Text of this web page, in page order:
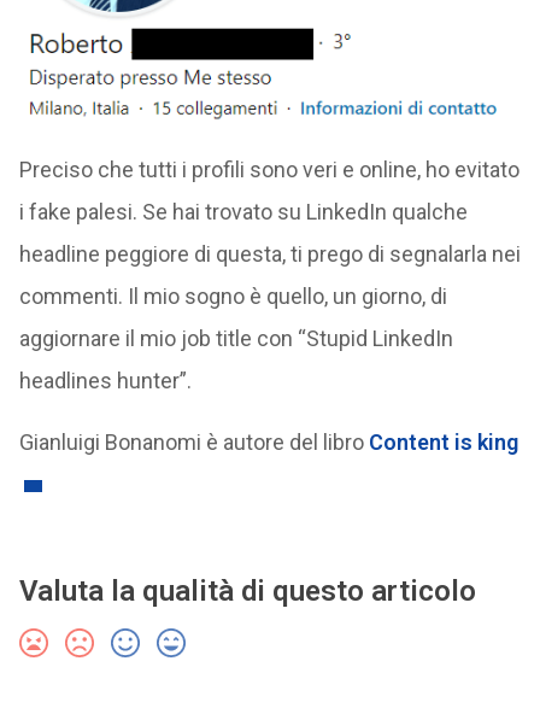
Preciso che tutti i profili sono veri e online, ho evitato
i fake palesi. Se hai trovato su LinkedIn qualche
headline peggiore di questa, ti prego di segnalarla nei
commenti. Il mio sogno è quello, un giorno, di
aggiornare il mio job title con “Stupid LinkedIn
headlines hunter”.
Gianluigi Bonanomi è autore del libro Content is king
Valuta la qualità di questo articolo